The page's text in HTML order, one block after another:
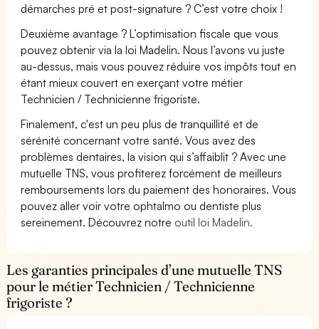
démarches pré et post-signature ? C’est votre choix !
Deuxième avantage ? L’optimisation fiscale que vous
pouvez obtenir via la loi Madelin. Nous l’avons vu juste
au-dessus, mais vous pouvez réduire vos impôts tout en
étant mieux couvert en exerçant votre métier
Technicien / Technicienne frigoriste.
Finalement, c'est un peu plus de tranquillité et de
sérénité concernant votre santé. Vous avez des
problèmes dentaires, la vision qui s’affaiblit ? Avec une
mutuelle TNS, vous profiterez forcément de meilleurs
remboursements lors du paiement des honoraires. Vous
pouvez aller voir votre ophtalmo ou dentiste plus
sereinement. Découvrez notre outil loi Madelin.
Les garanties principales d’une mutuelle TNS
pour le métier Technicien / Technicienne
frigoriste ?